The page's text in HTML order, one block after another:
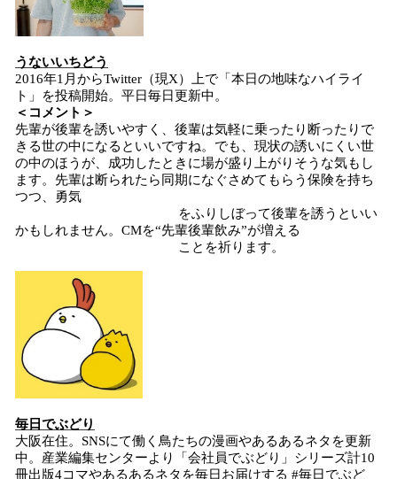
うないいちどう
2016年1月からTwitter（現X）上で「本日の地味なハイライ
ト」を投稿開始。平日毎日更新中。
＜コメント＞
先輩が後輩を誘いやすく、後輩は気軽に乗ったり断ったりで
きる世の中になるといいですね。でも、現状の誘いにくい世
の中のほうが、成功したときに場が盛り上がりそうな気もし
ます。先輩は断られたら同期になぐさめてもらう保険を持ち
つつ、勇気
をふりしぼって後輩を誘うといい
かもしれません。CMを“先輩後輩飲み”が増える
ことを祈ります。
毎日でぶどり
大阪在住。SNSにて働く鳥たちの漫画やあるあるネタを更新
中。産業編集センターより「会社員でぶどり」シリーズ計10
冊出版4コマやあるあるネタを毎日お届けする #毎日でぶど